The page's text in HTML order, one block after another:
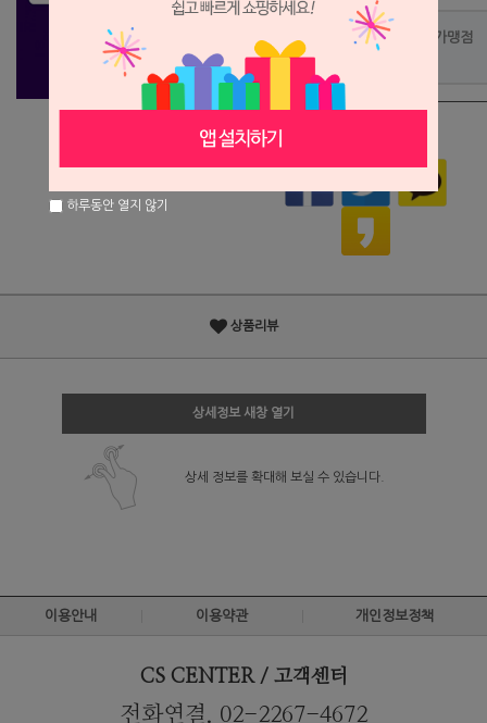
포인트사용 가맹점
상품리뷰
상세정보 새창 열기
상세 정보를 확대해 보실 수 있습니다.
이용안내 이용약관 개인정보정책
CS CENTER / 고객센터
전화연결. 02-2267-4672
하루동안 열지 않기